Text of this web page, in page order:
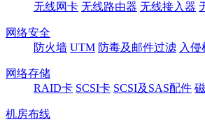
无线网卡 无线路由器 无线接入器
网络安全
防火墙 UTM 防毒及邮件过滤 入侵
网络存储
RAID卡 SCSI卡 SCSI及SAS配件
机房布线